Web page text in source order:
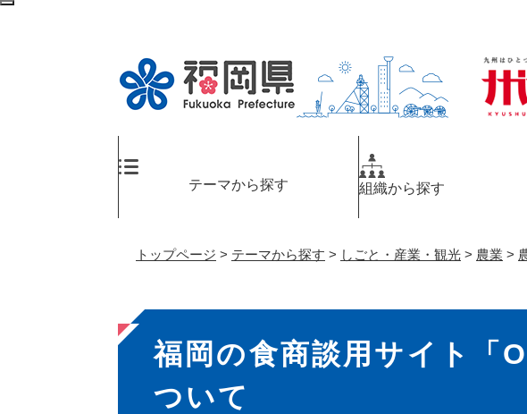
ペ
テーマから探す 組織から探す
トップページ > テーマから探す > しごと・産業・観光 > 農業 >
本
文
福岡の食商談用サイト「
ついて